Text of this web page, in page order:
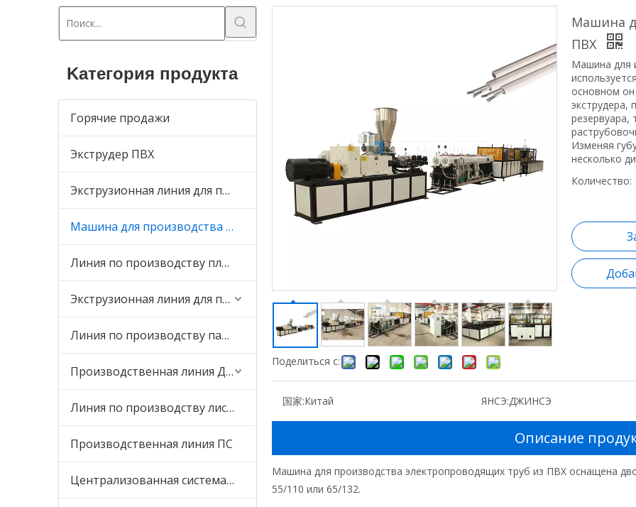
Kатегория продукта
Горячие продажи
Экструдер ПВХ
Экструзионная линия для производства кромок ПВХ
Машина для производства пластиковых труб
Линия по производству плит ПВХ
Экструзионная линия для производства профилей ПВХ
Линия по производству панелей ПВХ
Производственная линия ДПК
Линия по производству листов ПВХ
Производственная линия ПС
Централизованная система смешивания и подачи
Поделиться с:
Машина
ПВХ
Машина для
основном он
экструдера,
Изменяя
несколько
Количество:
国家:Китай ЯНСЭ:ДЖИНСЭ
Описание
Машина для производства электропроводящих труб из ПВХ оснащена
55/110 или 65/132.